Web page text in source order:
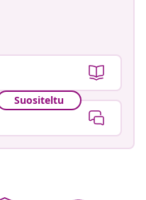
Suositeltu